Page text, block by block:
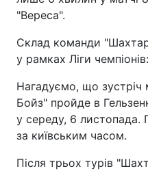
"Вереса".
Склад команди
у рамках Ліги чемпіонів:
Нагадуємо, що
Бойз" пройде в
у середу, 6 листопада.
за київським часом.
Після трьох турів